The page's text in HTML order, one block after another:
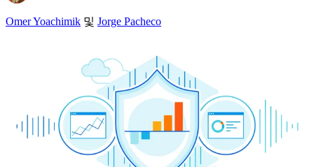
Omer Yoachimik 및 Jorge Pacheco